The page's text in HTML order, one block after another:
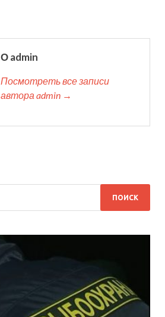
О admin
Посмотреть все записи
автора admin →